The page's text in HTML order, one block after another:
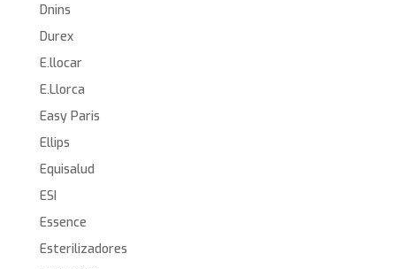
Dnins
Durex
E.llocar
E.Llorca
Easy Paris
Ellips
Equisalud
ESI
Essence
Esterilizadores